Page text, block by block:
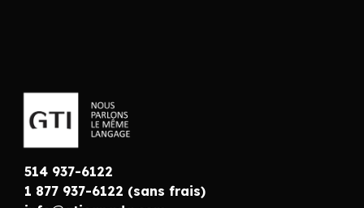
514 937-6122
1 877 937-6122 (sans frais)